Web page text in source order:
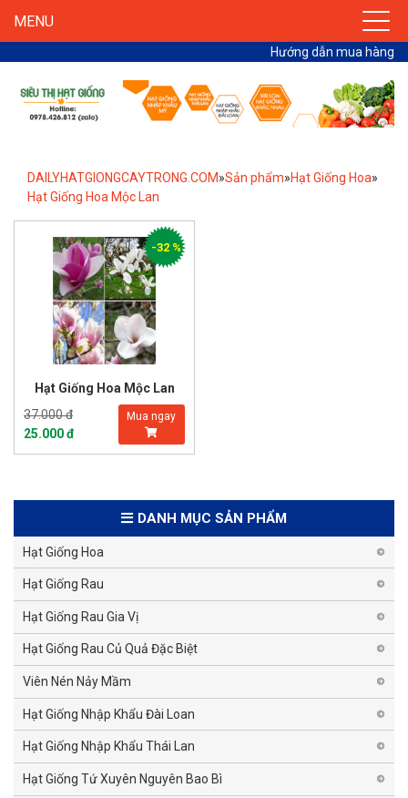
MENU
Hướng dẫn mua hàng
DAILYHATGIONGCAYTRONG.COM»Sản phẩm»Hạt Giống Hoa»
Hạt Giống Hoa Mộc Lan
Hạt Giống Hoa Mộc Lan
37.000 đ
25.000 đ
Mua ngay
-32 %
DANH MỤC SẢN PHẨM
Hạt Giống Hoa
Hạt Giống Rau
Hạt Giống Rau Gia Vị
Hạt Giống Rau Củ Quả Đặc Biệt
Viên Nén Nảy Mầm
Hạt Giống Nhập Khẩu Đài Loan
Hạt Giống Nhập Khẩu Thái Lan
Hạt Giống Tứ Xuyên Nguyên Bao Bì